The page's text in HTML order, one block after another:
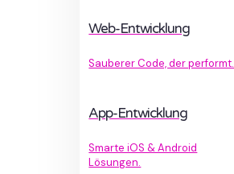
Web-Entwicklung
Sauberer Code, der performt.
App-Entwicklung
Smarte iOS & Android
Lösungen.